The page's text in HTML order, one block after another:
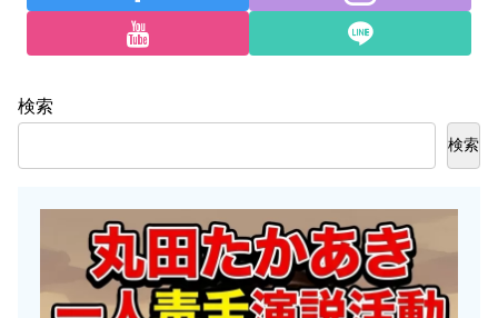
検索
検索